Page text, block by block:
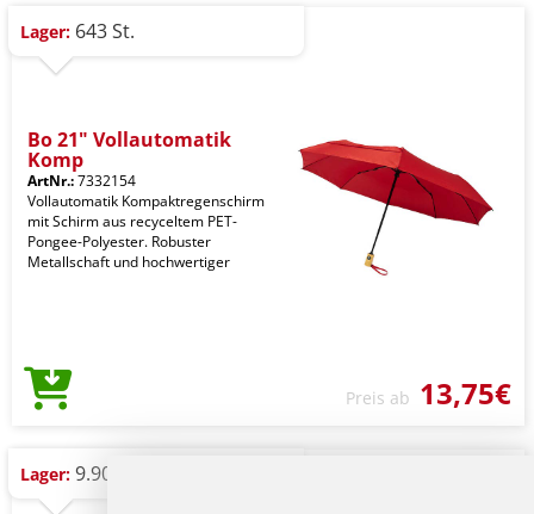
Lager: 643 St.
Bo 21" Vollautomatik
Komp
ArtNr.:7332154
Vollautomatik Kompaktregenschirm
mit Schirm aus recyceltem PET-
Pongee-Polyester. Robuster
Metallschaft und hochwertiger
Preis ab 13,75€
Lager: 9.901 St.